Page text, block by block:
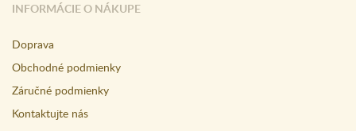
INFORMÁCIE O NÁKUPE
Doprava
Obchodné podmienky
Záručné podmienky
Kontaktujte nás